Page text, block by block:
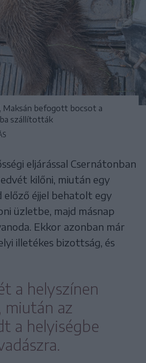
Maksán befogott bocsot a
szállították
eljárással Csernátonban
kilőni, miután egy
előző éjjel behatolt egy
üzletbe, majd másnap
Ekkor azonban már
illetékes bizottság, és
a helyszínen
miután az
a helyiségbe